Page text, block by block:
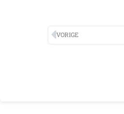
VORIGE